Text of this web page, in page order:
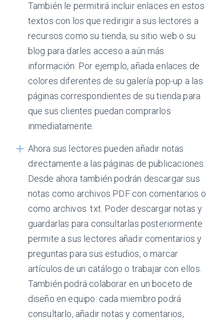
También le permitirá incluir enlaces en estos
textos con los que redirigir a sus lectores a
recursos como su tienda, su sitio web o su
blog para darles acceso a aún más
información. Por ejemplo, añada enlaces de
colores diferentes de su galería pop-up a las
páginas correspondientes de su tienda para
que sus clientes puedan comprarlos
inmediatamente.
Ahora sus lectores pueden añadir notas
directamente a las páginas de publicaciones.
Desde ahora también podrán descargar sus
notas como archivos PDF con comentarios o
como archivos .txt. Poder descargar notas y
guardarlas para consultarlas posteriormente
permite a sus lectores añadir comentarios y
preguntas para sus estudios, o marcar
artículos de un catálogo o trabajar con ellos.
También podrá colaborar en un boceto de
diseño en equipo: cada miembro podrá
consultarlo, añadir notas y comentarios,